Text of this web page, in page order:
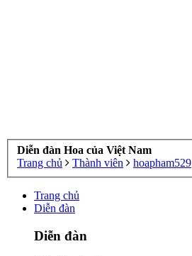
Diễn đàn Hoa của Việt Nam
Trang chủ
Thành viên hoapham529
Trang chủ
Diễn đàn
Diễn đàn